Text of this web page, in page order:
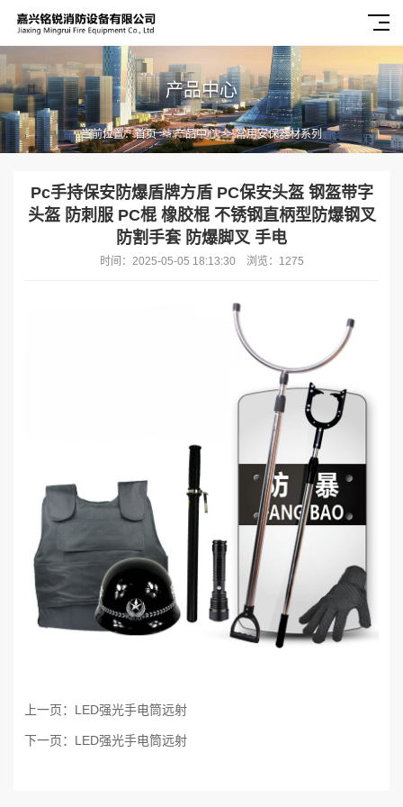
产品中心
当前位置：首页>>产品中心>>常用安保器材系列
Pc手持保安防爆盾牌方盾 PC保安头盔 钢盔带字
头盔 防刺服 PC棍 橡胶棍 不锈钢直柄型防爆钢叉
防割手套 防爆脚叉 手电
时间：2025-05-05 18:13:30 浏览：1275
上一页： LED强光手电筒远射
下一页： LED强光手电筒远射